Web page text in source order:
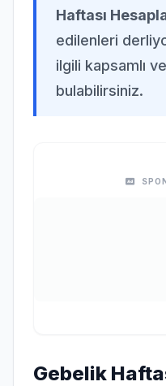
Haftası
edilenleri
ilgili kapsamlı
bulabilirsiniz.
Gebelik